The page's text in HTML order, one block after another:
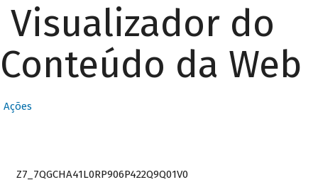
Visualizador do
Conteúdo da Web
Ações
Z7_7QGCHA41L0RP906P422Q9Q01V0